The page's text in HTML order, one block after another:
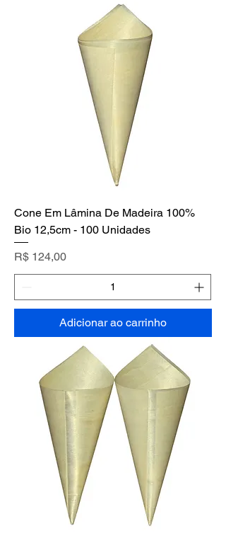
Cone Em Lâmina De Madeira 100%
Bio 12,5cm - 100 Unidades
Preço
R$ 124,00
Adicionar ao carrinho